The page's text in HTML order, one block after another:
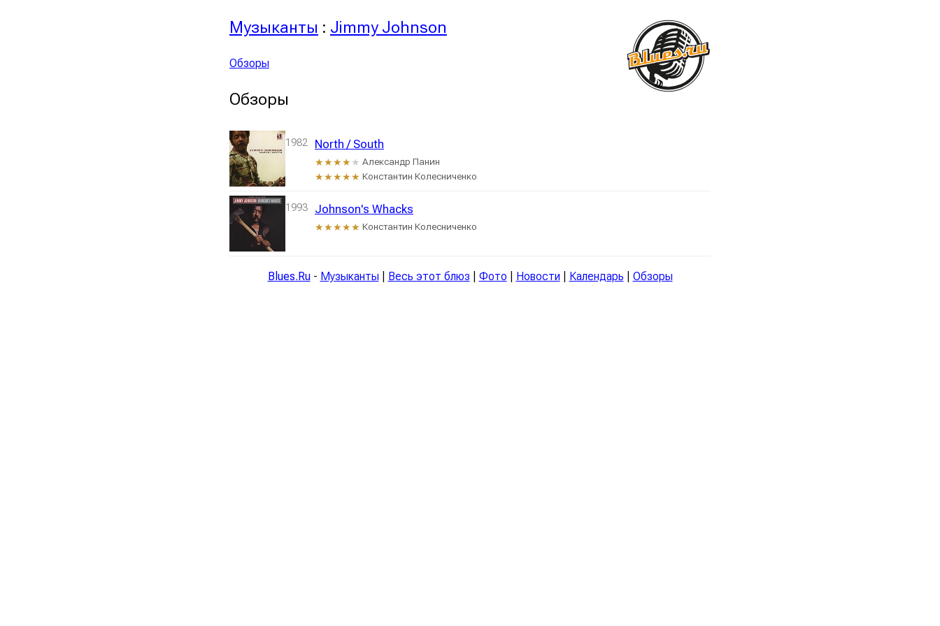
Музыканты : Jimmy Johnson
Обзоры
Обзоры
1982 North / South
★★★★★ Александр Панин
★★★★★ Константин Колесниченко
1993 Johnson's Whacks
★★★★★ Константин Колесниченко
Blues.Ru- Музыканты Весь этот блюз Фото Новости Календарь Обзоры